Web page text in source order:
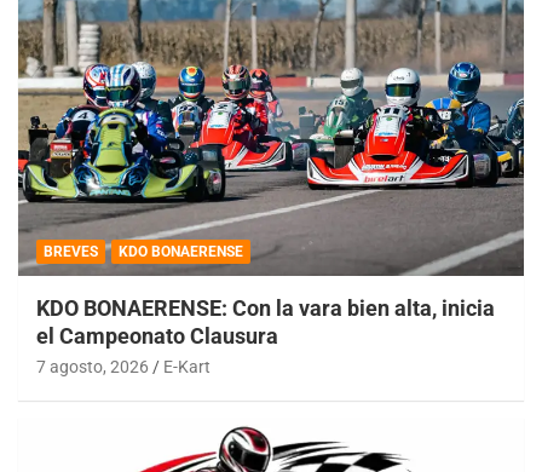
BREVES KDO BONAERENSE
KDO BONAERENSE: Con la vara bien alta, inicia
el Campeonato Clausura
7 agosto, 2026 E-Kart